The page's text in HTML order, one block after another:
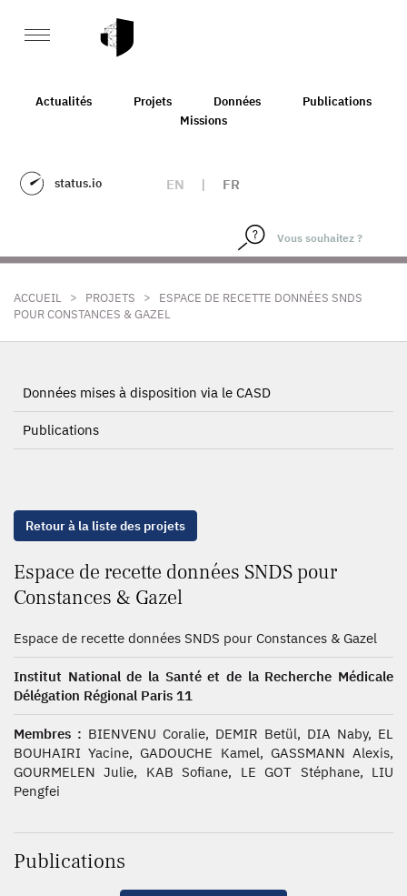
Actualités Projets Données
Publications
Missions
status.io EN | FR
ACCUEIL > PROJETS >
ESPACE DE RECETTE DONNÉES SNDS
POUR CONSTANCES & GAZEL
Données mises à disposition via le CASD
Publications
Retour à la liste des projets
Espace de recette données SNDS pour
Constances & Gazel
Espace de recette données SNDS pour Constances & Gazel
Institut National de la Santé et de la Recherche Médicale
Délégation Régional Paris 11
Membres : BIENVENU Coralie, DEMIR Betül, DIA Naby, EL
BOUHAIRI Yacine, GADOUCHE Kamel, GASSMANN Alexis,
GOURMELEN Julie, KAB Sofiane, LE GOT Stéphane, LIU
Pengfei
Publications